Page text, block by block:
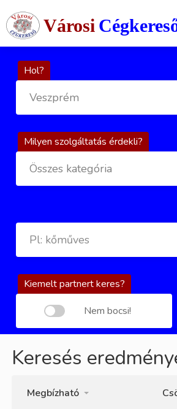
Városi
Hol?
Veszprém
Milyen szolgáltatás érdekli?
Összes kategória
Kiemelt partnert keres?
Nem bocsi!
Keresés
Megbízható